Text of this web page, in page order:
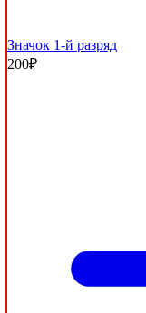
Значок 1-й разряд
200₽